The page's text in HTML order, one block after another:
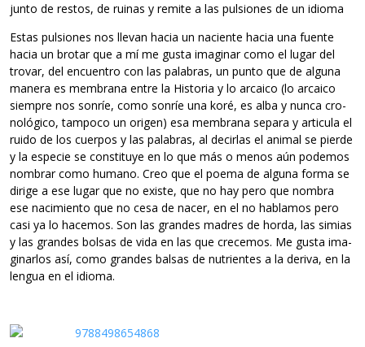
junto de res­tos, de rui­nas y remite a las pul­sio­nes de un idioma
Estas pul­sio­nes nos lle­van hacia un naciente hacia una fuente
hacia un bro­tar que a mí me gusta ima­gi­nar como el lugar del
tro­var, del encuen­tro con las pala­bras, un punto que de alguna
manera es mem­brana entre la His­to­ria y lo arcaico (lo arcaico
siem­pre nos son­ríe, como son­ríe una koré, es alba y nunca cro­
no­ló­gico, tam­poco un ori­gen) esa mem­brana separa y arti­cula el
ruido de los cuer­pos y las pala­bras, al decir­las el ani­mal se pierde
y la espe­cie se cons­ti­tuye en lo que más o menos aún pode­mos
nom­brar como humano. Creo que el poema de alguna forma se
dirige a ese lugar que no existe, que no hay pero que nom­bra
ese naci­miento que no cesa de nacer, en el no habla­mos pero
casi ya lo hace­mos. Son las gran­des madres de horda, las simias
y las gran­des bol­sas de vida en las que cre­ce­mos. Me gusta ima­
gi­nar­los así, como gran­des bal­sas de nutrien­tes a la deriva, en la
len­gua en el idioma.